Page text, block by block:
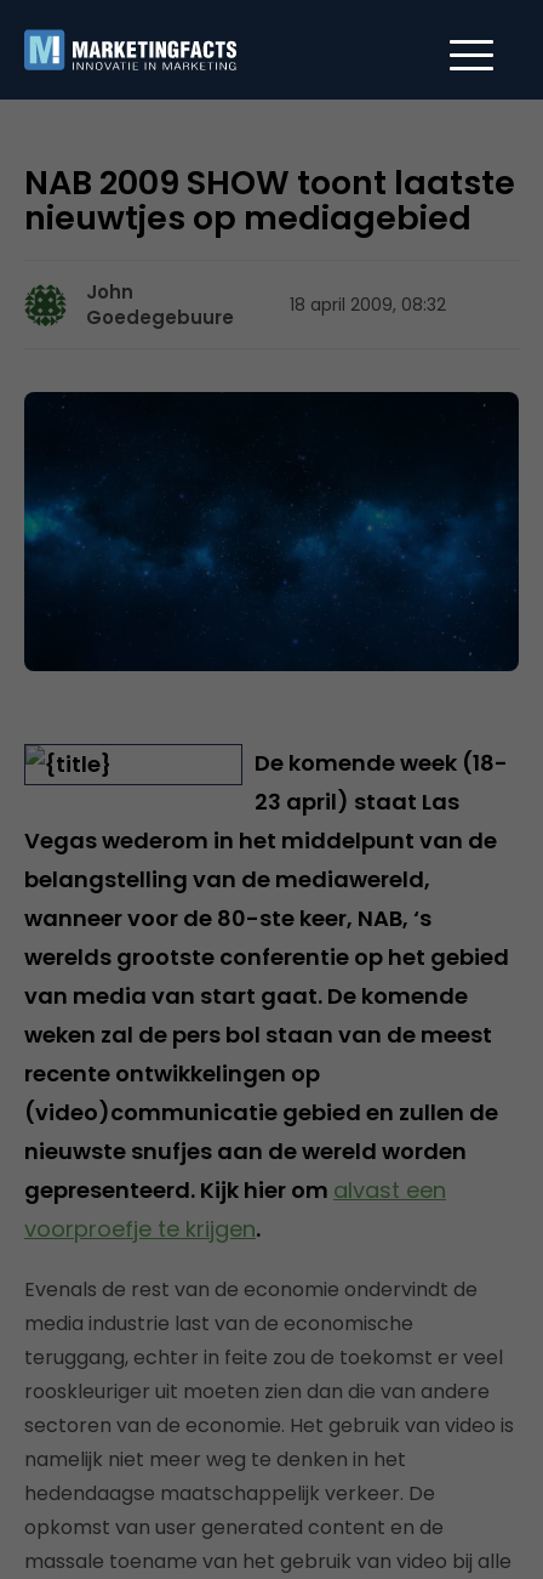
NAB 2009 SHOW toont laatste
nieuwtjes op mediagebied
John
Goedegebuure
18 april 2009, 08:32
De komende week (18-
23 april) staat Las
Vegas wederom in het middelpunt van de
belangstelling van de mediawereld,
wanneer voor de 80-ste keer, NAB, ‘s
werelds grootste conferentie op het gebied
van media van start gaat. De komende
weken zal de pers bol staan van de meest
recente ontwikkelingen op
(video)communicatie gebied en zullen de
nieuwste snufjes aan de wereld worden
gepresenteerd. Kijk hier om alvast een
voorproefje te krijgen.
Evenals de rest van de economie ondervindt de
media industrie last van de economische
teruggang, echter in feite zou de toekomst er veel
rooskleuriger uit moeten zien dan die van andere
sectoren van de economie. Het gebruik van video is
namelijk niet meer weg te denken in het
hedendaagse maatschappelijk verkeer. De
opkomst van user generated content en de
massale toename van het gebruik van video bij alle